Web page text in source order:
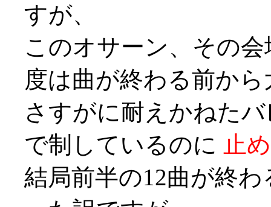
すが、
このオサーン、その
度は曲が終わる前か
さすがに耐えかねた
で制しているのに 止
結局前半の12曲が終